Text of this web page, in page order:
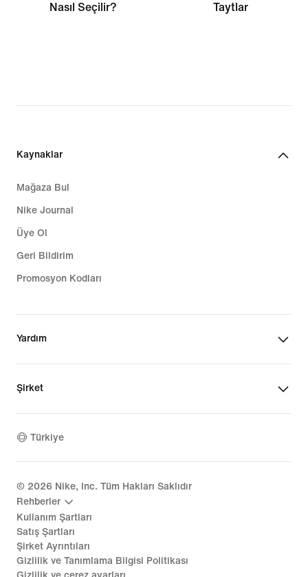
Nasıl Seçilir?
Taytlar
Kaynaklar
Mağaza Bul
Nike Journal
Üye Ol
Geri Bildirim
Promosyon Kodları
Yardım
Şirket
Türkiye
© 2026 Nike, Inc. Tüm Hakları Saklıdır
Rehberler
Kullanım Şartları
Satış Şartları
Şirket Ayrıntıları
Gizlilik ve Tanımlama Bilgisi Politikası